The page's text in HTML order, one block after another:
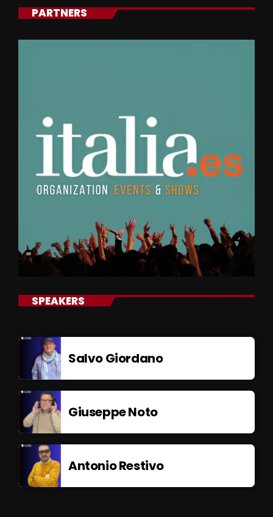
PARTNERS
SPEAKERS
Salvo Giordano
Giuseppe Noto
Antonio Restivo